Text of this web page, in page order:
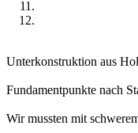
Unterkonstruktion aus
Fundamentpunkte nach
Wir mussten mit